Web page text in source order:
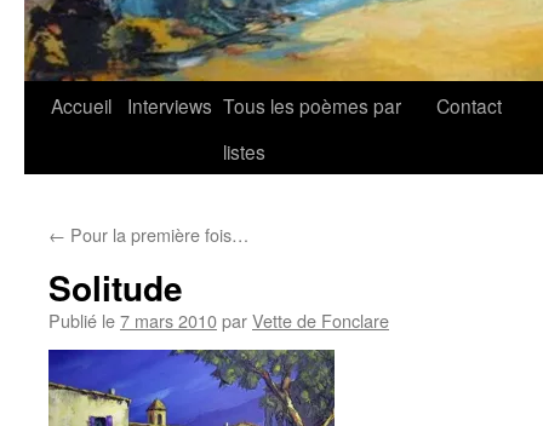
Accueil Interviews Tous les poèmes par
listes
Contact
← Pour la première fois…
Solitude
Publié le7 mars 2010parVette de Fonclare